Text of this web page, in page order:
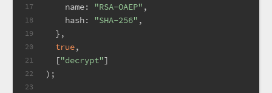
17
18
19
20
21
22
23
name: "RSA-OAEP" ,
hash: "SHA-256" ,
  },
true,
  [
"decrypt"]
);